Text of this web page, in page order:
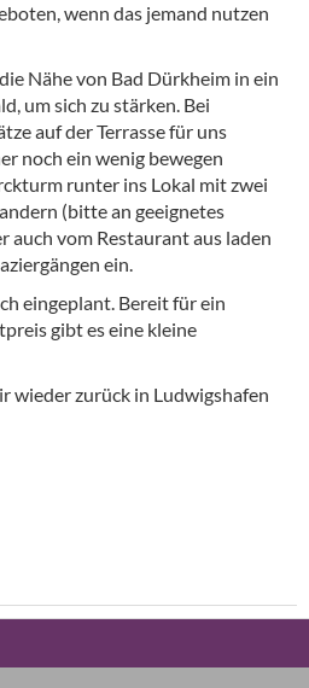
wenn das jemand nutzen
Nähe von Bad Dürkheim in ein
um sich zu stärken. Bei
auf der Terrasse für uns
noch ein wenig bewegen
runter ins Lokal mit zwei
(bitte an geeignetes
auch vom Restaurant aus laden
ein.
eingeplant. Bereit für ein
gibt es eine kleine
wieder zurück in Ludwigshafen